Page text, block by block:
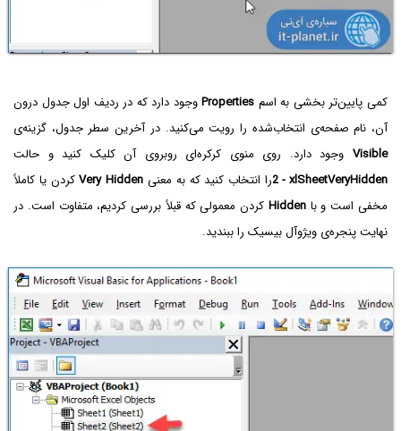
کمی پایین‌تر بخشی به اسم Propertiesوجود دارد که در ردیف اول جدول درون
آن، نام صفحه‌ی انتخاب‌شده را رویت می‌کنید. در آخرین سطر جدول، گزینه‌ی
Visible وجود دارد. روی منوی کرکره‌ای روبروی آن کلیک کنید و حالت
2 - xlSheetVeryHiddenرا انتخاب کنید که به معنی Very Hiddenکردن یا کاملاً
مخفی است و باHidden کردن معمولی که قبلاً بررسی کردیم، متفاوت است. در
نهایت پنجره‌ی ویژوآل بیسیک را ببندید.